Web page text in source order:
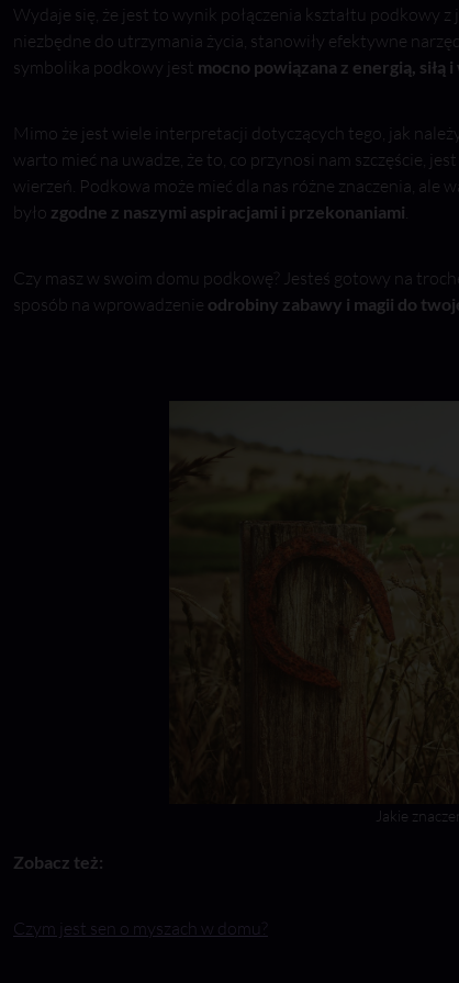
Wydaje się, że jest to wynik połączenia kształtu podkowy
niezbędne do utrzymania życia, stanowiły efektywne
symbolika podkowy jest mocno powiązana z energią, siłą
Mimo że jest wiele interpretacji dotyczących tego, jak
warto mieć na uwadze, że to, co przynosi nam szczęście,
wierzeń. Podkowa może mieć dla nas różne znaczenia,
było zgodne z naszymi aspiracjami i przekonaniami.
Czy masz w swoim domu podkowę? Jesteś gotowy na
sposób na wprowadzenie odrobiny zabawy i magii do
Jakie
Zobacz też:
Czym jest sen o myszach w domu?